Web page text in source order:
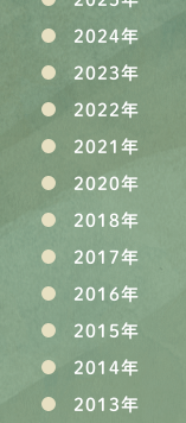
2024年
2023年
2022年
2021年
2020年
2018年
2017年
2016年
2015年
2014年
2013年